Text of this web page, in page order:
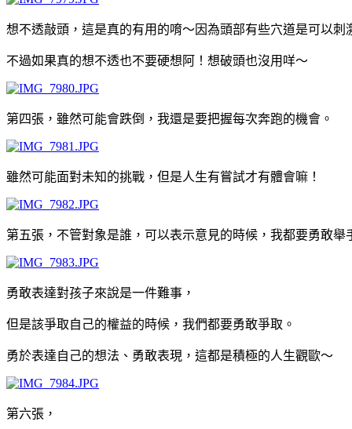
想不透敲頭，這是真的有用的唷～因為頭部有些穴道是可以刺
不過如果真的想不透也不要硬想阿！想破頭也沒用咩～
第四張，雖然可能會跌倒，我還是要把握每次奔跑的機會。
雖然可能面對未知的挑戰，但是人生有嘗試才有體會嘛！
第五張，不管對象是誰，可以表示意見的時候，我都要勇敢舉
勇敢表達對孩子來說是一件難事，
但是該爭取自己的權益的時候，我們都要勇敢爭取。
勇於表達自己的想法、勇敢表現，這都是積極的人生觀歐～
第六張，